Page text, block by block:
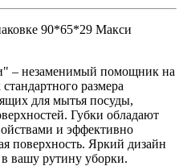
90*65*29 Макси
– незаменимый помощник на
размера
для мытья посуды,
Губки обладают
и эффективно
поверхность. Яркий дизайн
вашу рутину уборки.